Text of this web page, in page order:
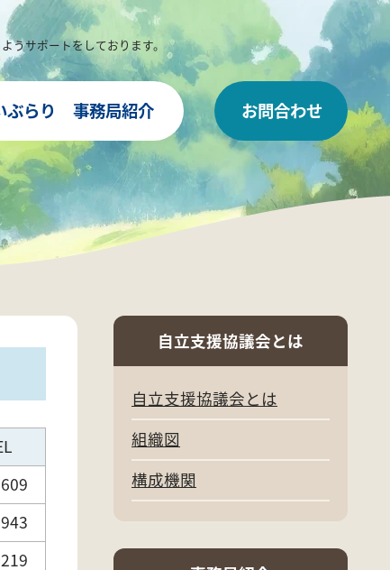
うサポートをしております。
ぶらり 事務局紹介 お問合わせ
自立支援協議会とは
自立支援協議会とは
組織図
構成機関